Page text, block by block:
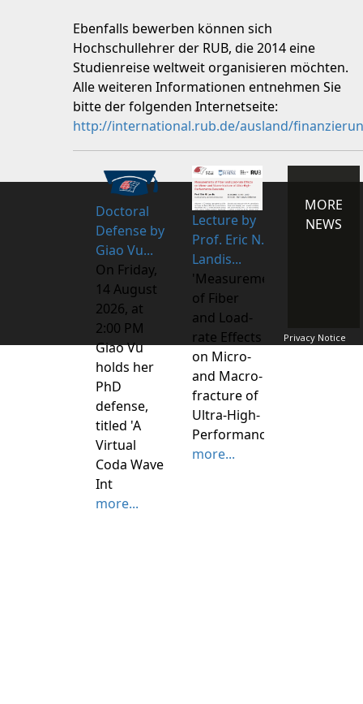
Ebenfalls bewerben können sich
Hochschullehrer der RUB, die 2014 eine
Studienreise weltweit organisieren möchten.
Alle weiteren Informationen entnehmen Sie
bitte der folgenden Internetseite:
http://international.rub.de/ausland/
Doctoral
Defense by
Giao Vu...
On Friday,
14 August
2026, at
2:00 PM
Giao Vu
holds her
PhD
defense,
titled 'A
Virtual
Coda Wave
Int
more...
Lecture by
Prof. Eric N.
Landis...
'Measurements
of Fiber
and Load-
rate Effects
on Micro-
and Macro-
fracture of
Ultra-High-
Performance
more...
MORE
NEWS
Privacy Notice